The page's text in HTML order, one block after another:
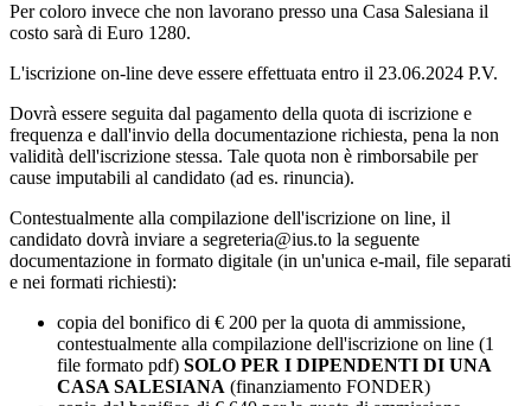
Per coloro invece che non lavorano presso una Casa Salesiana il
costo sarà di Euro 1280.
L'iscrizione on-line deve essere effettuata entro il 23.06.2024 P.V.
Dovrà essere seguita dal pagamento della quota di iscrizione e
frequenza e dall'invio della documentazione richiesta, pena la non
validità dell'iscrizione stessa. Tale quota non è rimborsabile per
cause imputabili al candidato (ad es. rinuncia).
Contestualmente alla compilazione dell'iscrizione on line, il
candidato dovrà inviare a segreteria@ius.to la seguente
documentazione in formato digitale (in un'unica e-mail, file separati
e nei formati richiesti):
copia del bonifico di € 200 per la quota di ammissione,
contestualmente alla compilazione dell'iscrizione on line (1
file formato pdf) SOLO PER I DIPENDENTI DI UNA
CASA SALESIANA (finanziamento FONDER)